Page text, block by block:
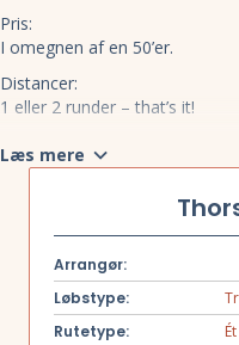
Pris:
I omegnen af en 50’er.
Distancer:
1 eller 2 runder – that’s it!
Lækker rute, håndholdt
Læs mere
Arrangør:
Løbstype:
Rutetype: